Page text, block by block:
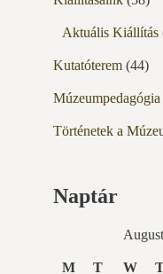
Aktuális Kiállítás
Kutatóterem(44)
Múzeumpedagógia
Történetek a
Naptár
M T W